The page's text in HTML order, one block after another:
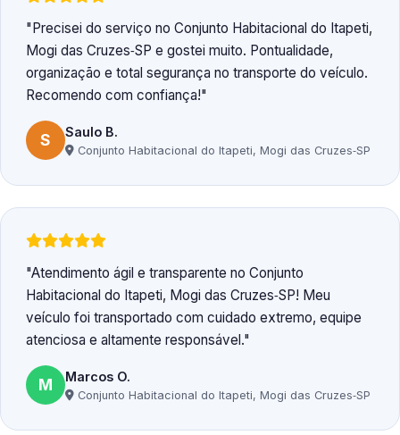
Precisei do serviço no Conjunto Habitacional do Itapeti,
Mogi das Cruzes‑SP e gostei muito. Pontualidade,
organização e total segurança no transporte do veículo.
Recomendo com confiança!
S Saulo B.
Conjunto Habitacional do Itapeti, Mogi das Cruzes‑SP
Atendimento ágil e transparente no Conjunto
Habitacional do Itapeti, Mogi das Cruzes‑SP! Meu
veículo foi transportado com cuidado extremo, equipe
atenciosa e altamente responsável.
M Marcos O.
Conjunto Habitacional do Itapeti, Mogi das Cruzes‑SP